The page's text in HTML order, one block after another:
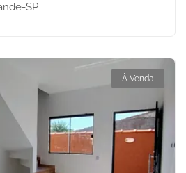
SP
À Venda